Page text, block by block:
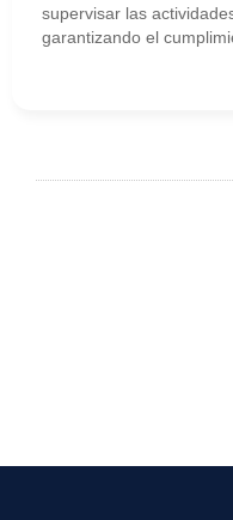
supervisar las
garantizando el